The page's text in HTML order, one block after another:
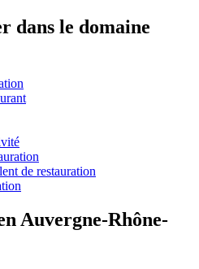
dans le domaine
de restauration
Auvergne-Rhône-